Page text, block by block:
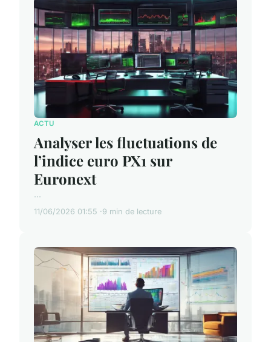
ACTU
Analyser les fluctuations de
l’indice euro PX1 sur
Euronext
...
11/06/2026 01:55 9 min de lecture